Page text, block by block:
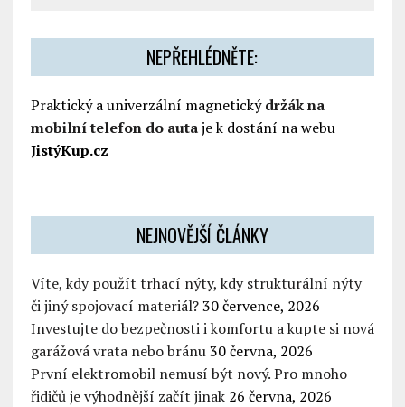
NEPŘEHLÉDNĚTE:
Praktický a univerzální magnetickýdržák na
mobilní telefon do autaje k dostání na webu
JistýKup.cz
NEJNOVĚJŠÍ ČLÁNKY
Víte, kdy použít trhací nýty, kdy strukturální nýty
či jiný spojovací materiál? 30 července, 2026
Investujte do bezpečnosti i komfortu a kupte si nová
garážová vrata nebo bránu 30 června, 2026
První elektromobil nemusí být nový. Pro mnoho
řidičů je výhodnější začít jinak 26 června, 2026